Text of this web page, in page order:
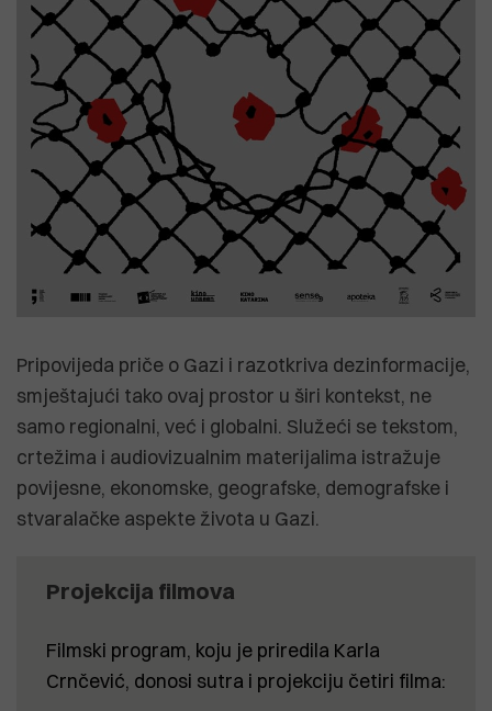
Pripovijeda priče o Gazi i razotkriva dezinformacije,
smještajući tako ovaj prostor u širi kontekst, ne
samo regionalni, već i globalni. Služeći se tekstom,
crtežima i audiovizualnim materijalima istražuje
povijesne, ekonomske, geografske, demografske i
stvaralačke aspekte života u Gazi.
Projekcija filmova
Filmski program, koju je priredila Karla
Crnčević, donosi sutra i projekciju četiri filma: